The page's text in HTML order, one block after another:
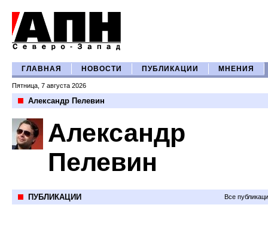
ГЛАВНАЯ НОВОСТИ ПУБЛИКАЦИИ МНЕНИЯ
Пятница, 7 августа 2026
Александр Пелевин
Александр
Пелевин
ПУБЛИКАЦИИ Все